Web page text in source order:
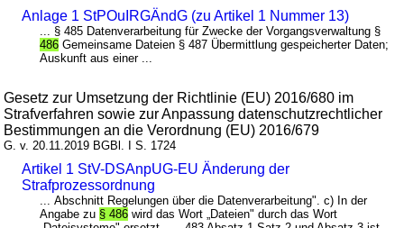
Anlage 1 StPOuIRGÄndG (zu Artikel 1 Nummer 13)
... § 485 Datenverarbeitung für Zwecke der Vorgangsverwaltung §
486 Gemeinsame Dateien § 487 Übermittlung gespeicherter Daten;
Auskunft aus einer ...
Gesetz zur Umsetzung der Richtlinie (EU) 2016/680 im
Strafverfahren sowie zur Anpassung datenschutzrechtlicher
Bestimmungen an die Verordnung (EU) 2016/679
G. v. 20.11.2019 BGBl. I S. 1724
Artikel 1 StV-DSAnpUG-EU Änderung der
Strafprozessordnung
... Abschnitt Regelungen über die Datenverarbeitung". c) In der
Angabe zu § 486 wird das Wort „Dateien" durch das Wort